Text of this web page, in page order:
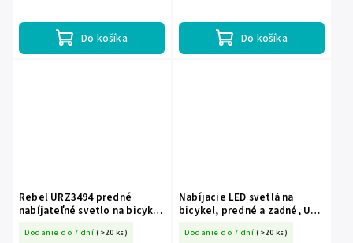
Do košíka Do košíka
Rebel URZ3494 predné
nabíjateľné svetlo na bicykel
Dodanie do 7 dní (>20 ks)
Nabíjacie LED svetlá na
bicykel, predné a zadné, USB
Dodanie do 7 dní (>20 ks)